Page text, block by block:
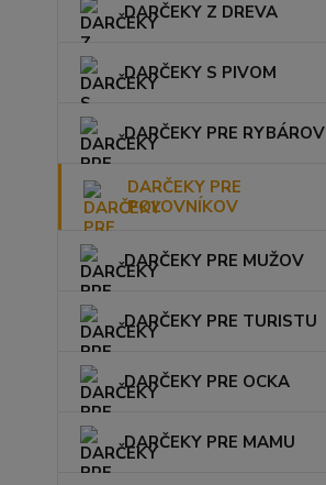
DARČEKY Z DREVA
DARČEKY S PIVOM
DARČEKY PRE RYBÁROV
DARČEKY PRE
POĽOVNÍKOV
DARČEKY PRE MUŽOV
DARČEKY PRE TURISTU
DARČEKY PRE OCKA
DARČEKY PRE MAMU